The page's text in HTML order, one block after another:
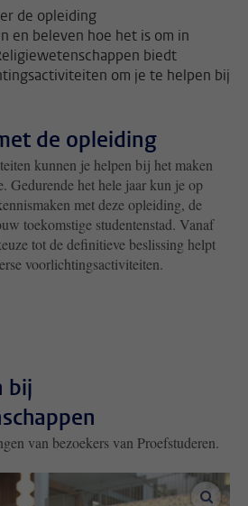
de opleiding
en beleven hoe het is om in
biedt
om je te helpen bij
de opleiding
kunnen je helpen bij het maken
Gedurende het hele jaar kun je op
met deze opleiding, de
toekomstige studentenstad. Vanaf
tot de definitieve beslissing helpt
voorlichtingsactiviteiten.
bij
van bezoekers van Proefstuderen.